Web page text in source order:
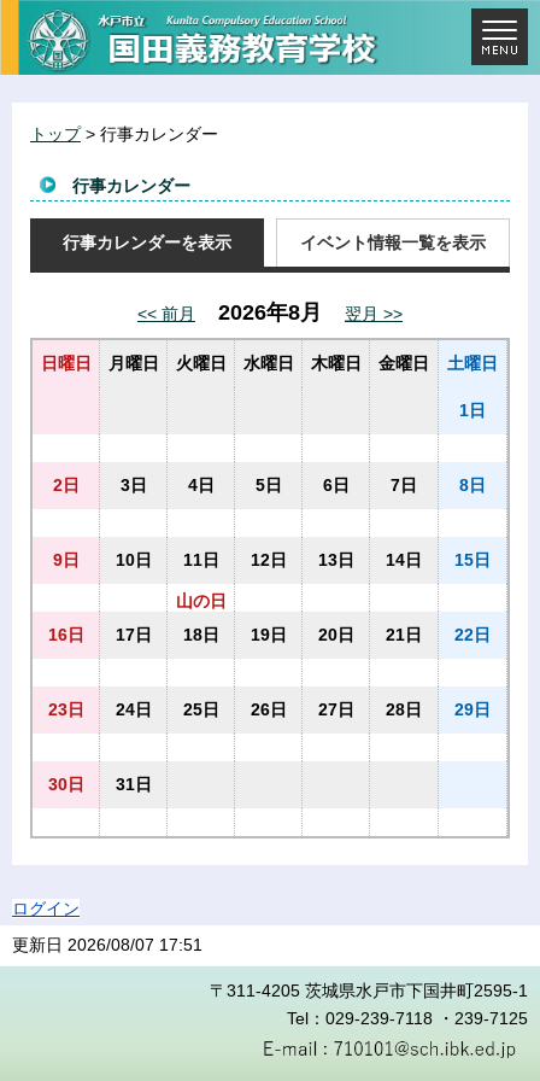
トップ> 行事カレンダー
行事カレンダー
行事カレンダーを表示 イベント情報一覧を表示
<< 前月 2026年8月 翌月 >>
日曜日 月曜日 火曜日 水曜日 木曜日 金曜日 土曜日
1日
2日 3日 4日 5日 6日 7日 8日
9日 10日 11日 12日 13日 14日 15日
山の日
16日 17日 18日 19日 20日 21日 22日
23日 24日 25日 26日 27日 28日 29日
30日 31日
更新日 2026/08/07 17:51
ログイン
〒311-4205 茨城県水戸市下国井町2595-1
Tel：029-239-7118 ・239-7125